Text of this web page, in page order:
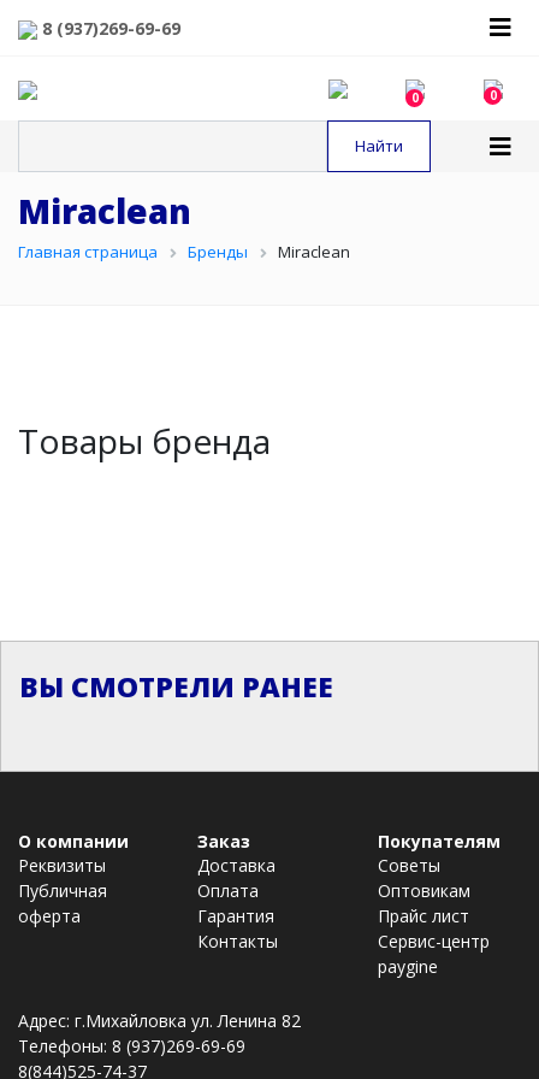
8 (937)269-69-69
0 0
Miraclean
Главная страница Бренды Miraclean
Товары бренда
ВЫ СМОТРЕЛИ РАНЕЕ
О компании
Реквизиты
Публичная
оферта
Заказ
Доставка
Оплата
Гарантия
Контакты
Покупателям
Советы
Оптовикам
Прайс лист
Сервис-центр
paygine
Адрес: г.Михайловка ул. Ленина 82
Телефоны: 8 (937)269-69-69
8(844)525-74-37